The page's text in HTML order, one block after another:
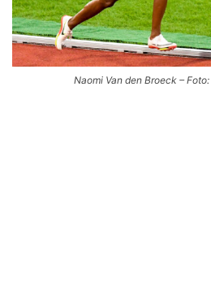
Naomi Van den Broeck –